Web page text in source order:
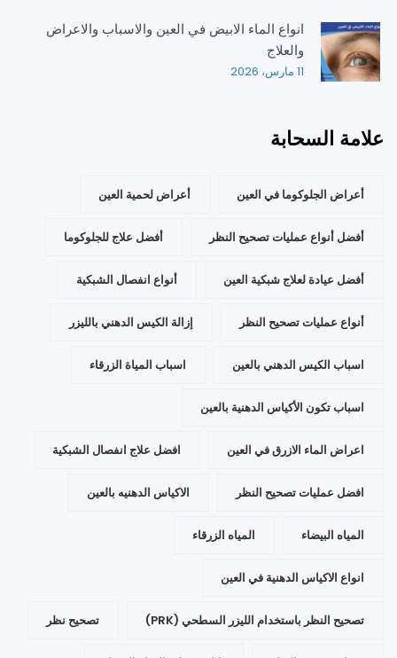
انواع الماء الابيض في العين والاسباب والاعراض
والعلاج
11 مارس، 2026
علامة السحابة
أعراض الجلوكوما في العين أعراض لحمية العين
أفضل أنواع عمليات تصحيح النظر أفضل علاج للجلوكوما
أفضل عيادة لعلاج شبكية العين أنواع انفصال الشبكية
أنواع عمليات تصحيح النظر إزالة الكيس الدهني بالليزر
اسباب الكيس الدهني بالعين اسباب المياة الزرقاء
اسباب تكون الأكياس الدهنية بالعين
اعراض الماء الازرق في العين افضل علاج انفصال الشبكية
افضل عمليات تصحيح النظر الاكياس الدهنيه بالعين
المياه البيضاء المياه الزرقاء
انواع الاكياس الدهنية في العين
تصحيح النظر باستخدام الليزر السطحي (PRK) تصحيح نظر